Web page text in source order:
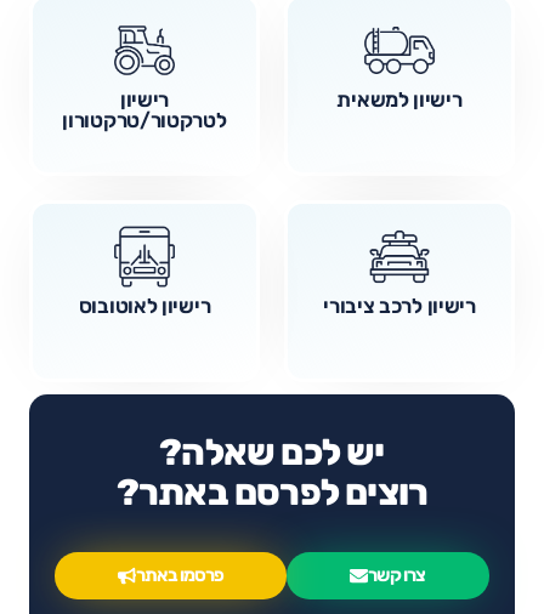
רישיון למשאית
רישיון
לטרקטור/טרקטורון
רישיון לרכב ציבורי רישיון לאוטובוס
יש לכם שאלה?
רוצים לפרסם באתר?
צרו קשר פרסמו באתר